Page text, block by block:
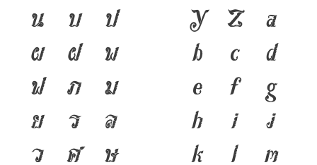
น
บ
ป
ผ
ฝ
พ
ฟ
ภ
ม
ย
ร
ล
ว
ศ
ษ
Y
Z
a
b
c
d
e
f
g
h
i
j
k
l
m